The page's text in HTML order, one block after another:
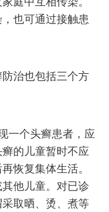
也可通过接触患
治也包括三个方
个头癣患者，应
的儿童暂时不应
恢复集体生活。
他儿童。对已诊
取晒、烫、煮等